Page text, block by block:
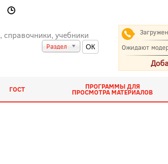
справочники, учебники
Раздел
Ожидают
ГОСТ ПРОГРАММЫ ДЛЯ
ПРОСМОТРА МАТЕРИАЛОВ